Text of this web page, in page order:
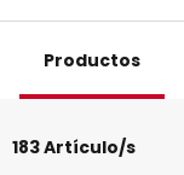
Productos
183 Artículo/s